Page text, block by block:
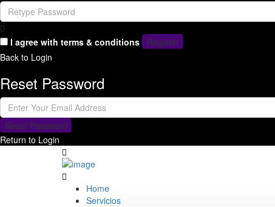
I agree with terms & conditions
Register
Back to Login
Reset Password
Reset Password
Return to Login
Home
Servicios